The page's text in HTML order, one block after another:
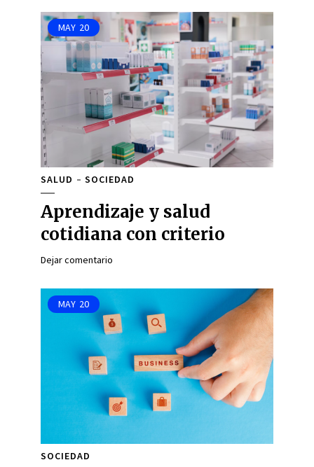
MAY 20
SALUD SOCIEDAD
Aprendizaje y salud
cotidiana con criterio
Dejar comentario
MAY 20
SOCIEDAD